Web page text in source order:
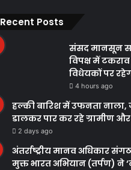
Recent Posts
संसद मानसून
विपक्ष में
विधेयकों पर
4 hours ago
हल्की बारिश में उफनता
डालकर पार कर रहे ग्रामीण
2 days ago
अंतर्राष्ट्रीय मानव अधिकार
मुक्त भारत अभियान (तर्पण) ने